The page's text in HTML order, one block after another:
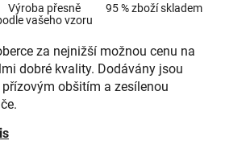
za nejnižší možnou cenu na
dobré kvality. Dodávány jsou
obšitím a zesílenou
Výroba přesně
vašeho vzoru
95 % zboží skladem